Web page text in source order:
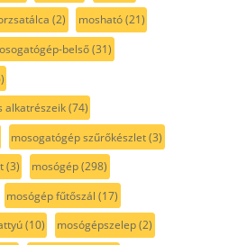
(2) mosható(21)
belső(31)
alkatrészeik(74)
mosogatógép szűrőkészlet(3)
(3) mosógép(298)
mosógép fűtőszál (17)
(10) mosógépszelep(2)